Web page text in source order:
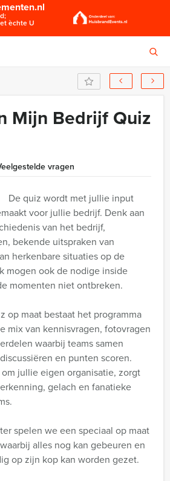
èchte U
Mijn Bedrijf Quiz
vragen
De quiz wordt met jullie input
voor jullie bedrijf. Denk aan
van het bedrijf,
bekende uitspraken van
herkenbare situaties op de
mogen ook de nodige inside
momenten niet ontbreken.
op maat bestaat het programma
mix van kennisvragen, fotovragen
waarbij teams samen
en punten scoren.
jullie eigen organisatie, zorgt
gelach en fanatieke
spelen we een speciaal op maat
alles nog kan gebeuren en
op zijn kop kan worden gezet.